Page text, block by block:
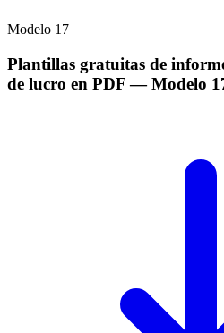
Modelo 17
Plantillas gratuitas de
de lucro en PDF— Modelo